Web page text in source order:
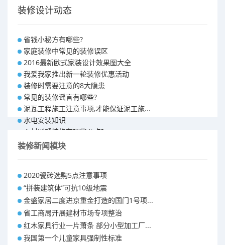
装修设计动态
省钱小秘方有哪些?
家庭装修中常见的装修误区
2016最新欧式家装设计效果图大全
我爱我家推出新一轮装修优惠活动
装修时需要注意的8大隐患
常见的装修谣言有哪些?
泥瓦工程施工注意事项,才能保证泥工施...
水电安装知识
乡村别墅装修有哪些要点?
别墅怎样装修之装修技巧
昆明110平米装修预算 装修报价清单
昆明100平米装修多少钱
装修新闻模块
2020瓷砖选购5点注意事项
“拼装建筑体”可抗10级地震
金盛家居二度进京重金打造的国门1号项...
省工商局开展建材市场专项整治
红木家具行业一片萧条 部分小型加工厂...
我国第一个儿童家具强制性标准